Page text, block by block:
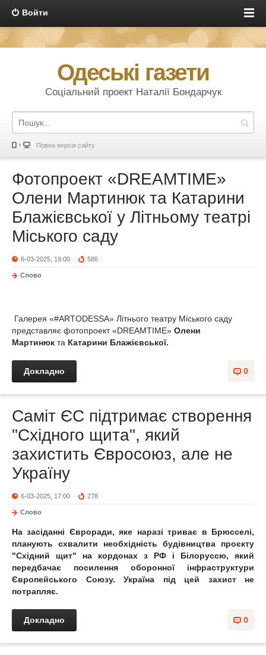
Войти
Одеські газети
Соціальний проект Наталії Бондарчук
Повна версія сайту
Фотопроект «DREAMTIME»
Олени Мартинюк та Катарини
Блажієвської у Літньому театрі
Міського саду
6-03-2025, 19:00 586
Слово
Галерея «#ARTODESSA» Літнього театру Міського саду
представляє фотопроект «DREAMTIME» Олени
Мартинюк та Катарини Блажієвської.
0
Докладно
Саміт ЄС підтримає створення
"Східного щита", який
захистить Євросоюз, але не
Україну
6-03-2025, 17:00 278
Слово
На засіданні Євроради, яке наразі триває в Брюсселі,
планують схвалити необхідність будівництва проєкту
"Східний щит" на кордонах з РФ і Білоруссю, який
передбачає посилення оборонної інфраструктури
Європейського Союзу. Україна під цей захист не
потрапляє.
0
Докладно